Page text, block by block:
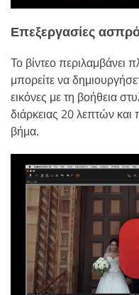
Επεξεργασίες
Το βίντεο περιλαμβάνει
μπορείτε να
εικόνες με τη βοήθεια
διάρκειας 20 λεπτών
βήμα.